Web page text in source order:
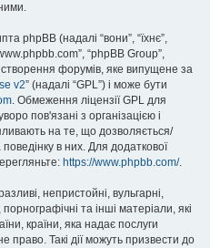
phpBB (надалі “вони”, “їхнє”,
“phpBB Group”,
форумів, яке випущене за
v2” (надалі “GPL”) і може бути
. Обмеження ліцензії GPL для
пов'язані з організацією і
на те, що дозволяється/
в них. Для додаткової
https://www.phpbb.com/.
непристойні, вульгарні,
та інші матеріали, які
країни, яка надає послуги
право. Такі дії можуть призвести до